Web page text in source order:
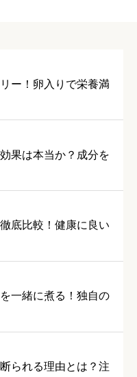
ー！卵入りで栄養満
果は本当か？成分を
底比較！健康に良い
一緒に煮る！独自の
られる理由とは？注